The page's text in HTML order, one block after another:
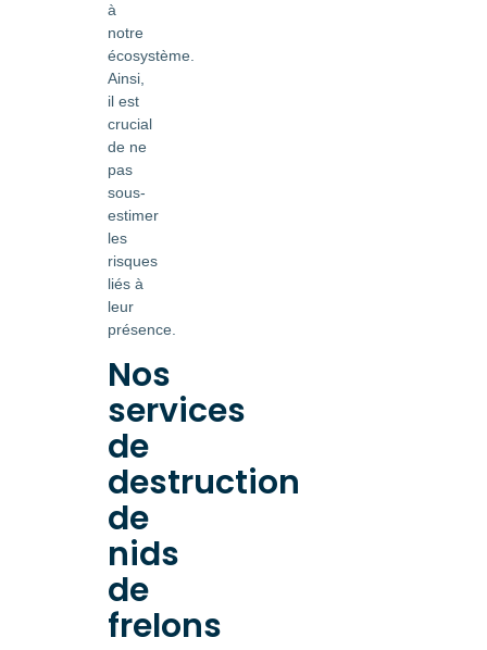
à
notre
écosystème.
Ainsi,
il est
crucial
de ne
pas
sous-
estimer
les
risques
liés à
leur
présence.
Nos
services
de
destruction
de
nids
de
frelons